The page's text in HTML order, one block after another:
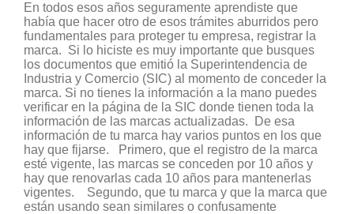
En todos esos años seguramente aprendiste que
había que hacer otro de esos trámites aburridos pero
fundamentales para proteger tu empresa, registrar la
marca. Si lo hiciste es muy importante que busques
los documentos que emitió la Superintendencia de
Industria y Comercio (SIC) al momento de conceder la
marca. Si no tienes la información a la mano puedes
verificar en la página de la SIC donde tienen toda la
información de las marcas actualizadas. De esa
información de tu marca hay varios puntos en los que
hay que fijarse. Primero, que el registro de la marca
esté vigente, las marcas se conceden por 10 años y
hay que renovarlas cada 10 años para mantenerlas
vigentes. Segundo, que tu marca y que la marca que
están usando sean similares o confusamente